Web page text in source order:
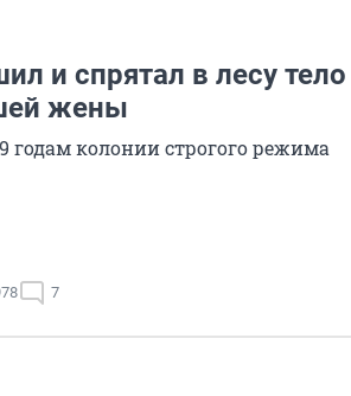
и спрятал в лесу тело
жены
годам колонии строгого режима
7